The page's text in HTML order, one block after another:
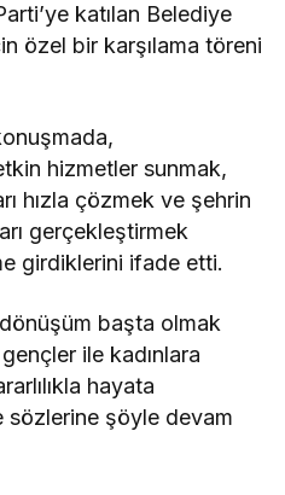
katılan Belediye
özel bir karşılama töreni
hizmetler sunmak,
hızla çözmek ve şehrin
gerçekleştirmek
girdiklerini ifade etti.
başta olmak
ile kadınlara
hayata
sözlerine şöyle devam